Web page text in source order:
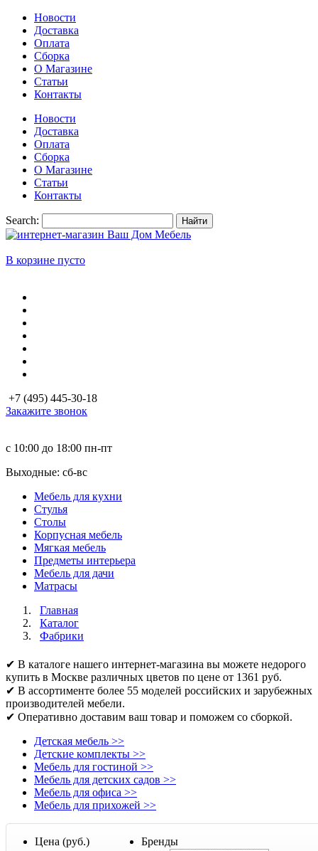
Новости
Доставка
Оплата
Сборка
О Магазине
Статьи
Контакты
Новости
Доставка
Оплата
Сборка
О Магазине
Статьи
Контакты
Search: Найти
В корзине пусто
+7 (495) 445-30-18
Закажите звонок
с 10:00 до 18:00 пн-пт
Выходные: сб-вc
Мебель для кухни
Стулья
Столы
Корпусная мебель
Мягкая мебель
Предметы интерьера
Мебель для дачи
Матраcы
Главная
Каталог
Фабрики
✔ В каталоге нашего интернет-магазина вы можете недорого
купить в Москве различных цветов по цене от 1361 руб.
✔ В ассортименте более 55 моделей российских и зарубежных
производителей мебели.
✔ Оперативно доставим ваш товар и поможем со сборкой.
Детская мебель >>
Детские комплекты >>
Мебель для гостиной >>
Мебель для детских садов >>
Мебель для офиса >>
Мебель для прихожей >>
Цена (руб.)
Бренды